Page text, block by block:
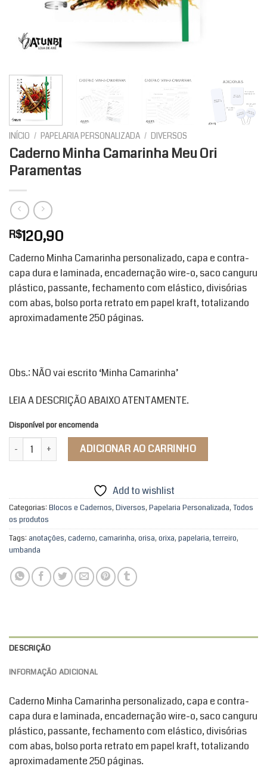
INÍCIO / PAPELARIA PERSONALIZADA / DIVERSOS
Caderno Minha Camarinha Meu Ori
Paramentas
R$120,90
Caderno Minha Camarinha personalizado, capa e contra-
capa dura e laminada, encadernação wire-o, saco canguru
plástico, passante, fechamento com elástico, divisórias
com abas, bolso porta retrato em papel kraft, totalizando
aproximadamente 250 páginas.
Obs.: NÃO vai escrito ‘Minha Camarinha’
LEIA A DESCRIÇÃO ABAIXO ATENTAMENTE.
Disponível por encomenda
Caderno Minha Camarinha Meu Ori Paramentas quantidade
ADICIONAR AO CARRINHO
Add to wishlist
Categorias: Blocos e Cadernos, Diversos, Papelaria Personalizada, Todos
os produtos
Tags: anotações, caderno, camarinha, orisa, orixa, papelaria,terreiro,
umbanda
DESCRIÇÃO
INFORMAÇÃO ADICIONAL
Caderno Minha Camarinha personalizado, capa e contra-
capa dura e laminada, encadernação wire-o, saco canguru
plástico, passante, fechamento com elástico, divisórias
com abas, bolso porta retrato em papel kraft, totalizando
aproximadamente 250 páginas.